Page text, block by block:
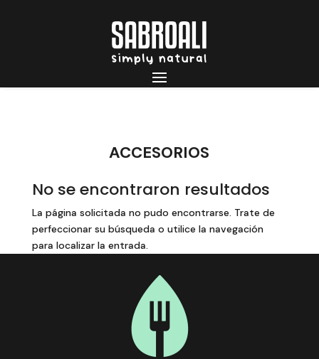
ACCESORIOS
No se encontraron resultados
La página solicitada no pudo encontrarse. Trate de
perfeccionar su búsqueda o utilice la navegación
para localizar la entrada.